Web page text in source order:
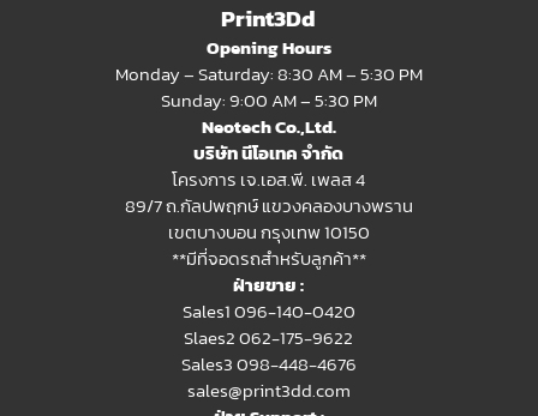
Print3Dd
Opening Hours
Monday – Saturday: 8:30 AM – 5:30 PM
Sunday: 9:00 AM – 5:30 PM
Neotech Co.,Ltd.
บริษัท นีโอเทค จำกัด
โครงการ เจ.เอส.พี. เพลส 4
89/7 ถ.กัลปพฤกษ์ แขวงคลองบางพราน
เขตบางบอน กรุงเทพ 10150
**มีที่จอดรถสำหรับลูกค้า**
ฝ่ายขาย :
Sales1 096-140-0420
Slaes2062-175-9622
Sales3 098-448-4676
sales@print3dd.com